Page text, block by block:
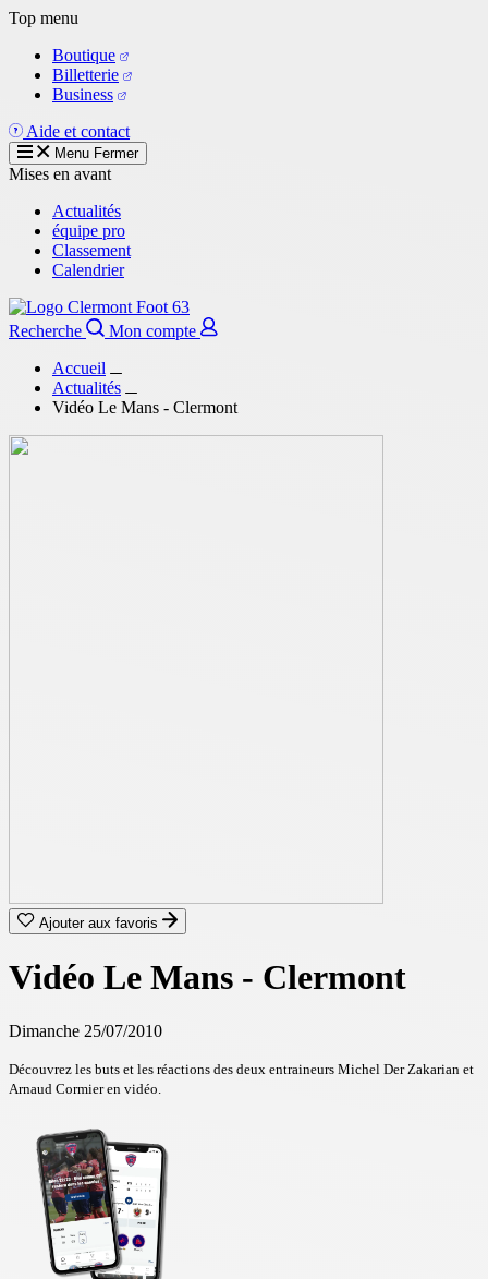
Aller
contenu
principal
Top menu
Boutique
Billetterie
Business
Aide et contact
Menu Fermer
Mises en avant
Actualités
équipe pro
Classement
Calendrier
Recherche
Mon compte
Accueil
Actualités
Vidéo Le Mans - Clermont
Ajouter aux favoris
Vidéo Le Mans - Clermont
Dimanche 25/07/2010
Découvrez les buts et les réactions des deux entraineurs Michel Der Zakarian et
Arnaud Cormier en vidéo.